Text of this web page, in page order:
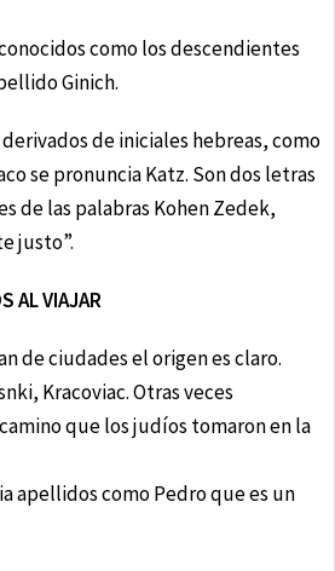
como los descendientes
Ginich.
de iniciales hebreas, como
se pronuncia Katz. Son dos letras
de las palabras Kohen Zedek,
justo”.
AL VIAJAR
de ciudades el origen es claro.
Kracoviac. Otras veces
que los judíos tomaron en la
apellidos como Pedro que es un